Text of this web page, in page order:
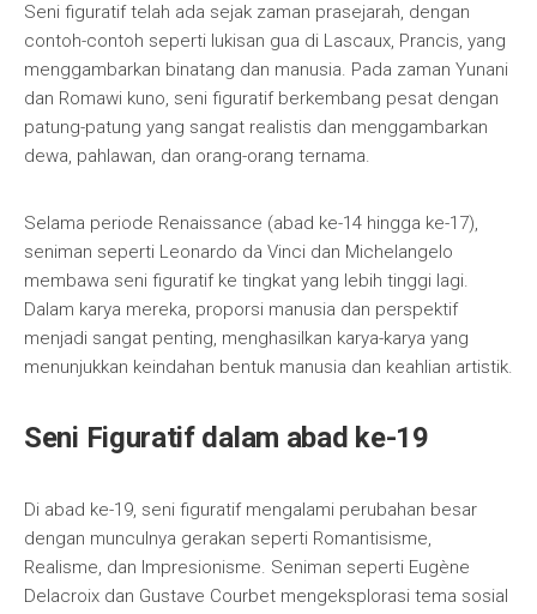
Seni figuratif telah ada sejak zaman prasejarah, dengan
contoh-contoh seperti lukisan gua di Lascaux, Prancis, yang
menggambarkan binatang dan manusia. Pada zaman Yunani
dan Romawi kuno, seni figuratif berkembang pesat dengan
patung-patung yang sangat realistis dan menggambarkan
dewa, pahlawan, dan orang-orang ternama.
Selama periode Renaissance (abad ke-14 hingga ke-17),
seniman seperti Leonardo da Vinci dan Michelangelo
membawa seni figuratif ke tingkat yang lebih tinggi lagi.
Dalam karya mereka, proporsi manusia dan perspektif
menjadi sangat penting, menghasilkan karya-karya yang
menunjukkan keindahan bentuk manusia dan keahlian artistik.
Seni Figuratif dalam abad ke-19
Di abad ke-19, seni figuratif mengalami perubahan besar
dengan munculnya gerakan seperti Romantisisme,
Realisme, dan Impresionisme. Seniman seperti Eugène
Delacroix dan Gustave Courbet mengeksplorasi tema sosial